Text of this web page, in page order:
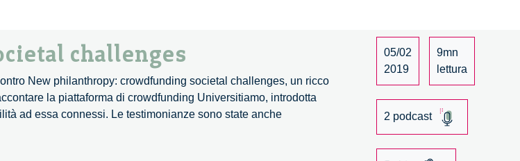
challenges
New philanthropy: crowdfunding societal challenges, un ricco
la piattaforma di crowdfunding Universitiamo, introdotta
ad essa connessi. Le testimonianze sono state anche
05/02
2019
9mn
lettura
2 podcast